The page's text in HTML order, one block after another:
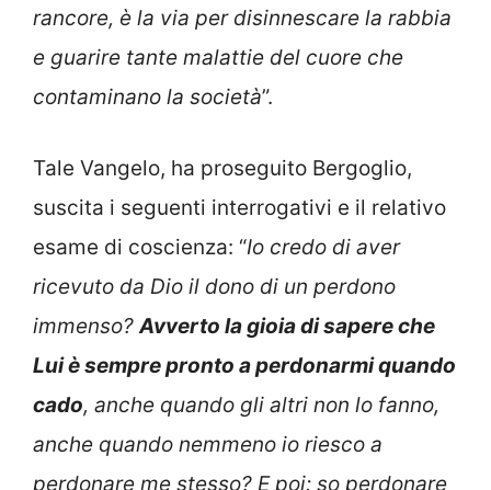
rancore, è la via per disinnescare la rabbia
e guarire tante malattie del cuore che
contaminano la società”.
Tale Vangelo, ha proseguito Bergoglio,
suscita i seguenti interrogativi e il relativo
esame di coscienza: “Io credo di aver
ricevuto da Dio il dono di un perdono
immenso?Avverto la gioia di sapere che
Lui è sempre pronto a perdonarmi quando
cado, anche quando gli altri non lo fanno,
anche quando nemmeno io riesco a
perdonare me stesso? E poi: so perdonare